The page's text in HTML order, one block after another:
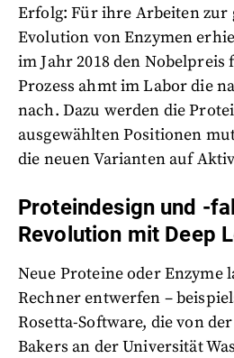
Erfolg: Für ihre Arbeiten zur
Evolution von Enzymen
im Jahr 2018 den Nobelpreis
Prozess ahmt im Labor die
nach. Dazu werden die
ausgewählten Positionen
die neuen Varianten auf
Proteindesign und -
Revolution mit Deep
Neue Proteine oder Enzyme
Rechner entwerfen –
Rosetta-Software, die von
Bakers an der Universität